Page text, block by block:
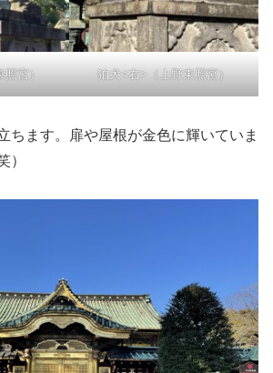
宮） 狛犬<右>（上野東照宮）
ちます。扉や屋根が金色に輝いていま
）